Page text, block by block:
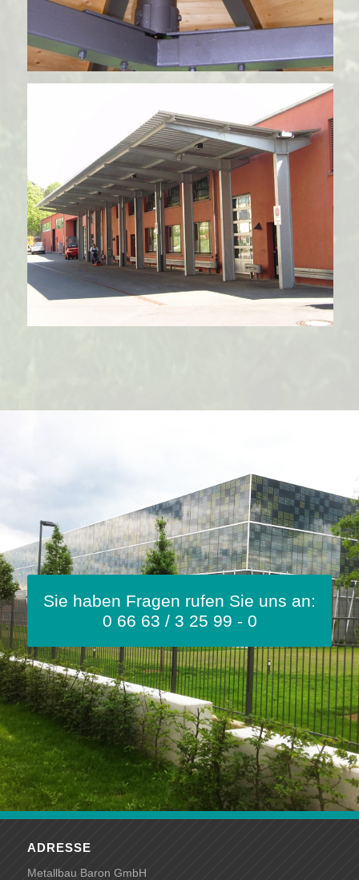
Sie haben Fragen rufen Sie uns an:
0 66 63 / 3 25 99 - 0
ADRESSE
Metallbau Baron GmbH